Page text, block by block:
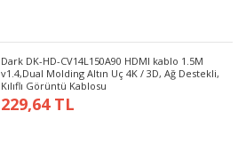
Dark DK-HD-CV14L150A90 HDMI kablo 1.5M
v1.4,Dual Molding Altın Uç 4K / 3D, Ağ Destekli,
Kılıflı Görüntü Kablosu
229,64 TL